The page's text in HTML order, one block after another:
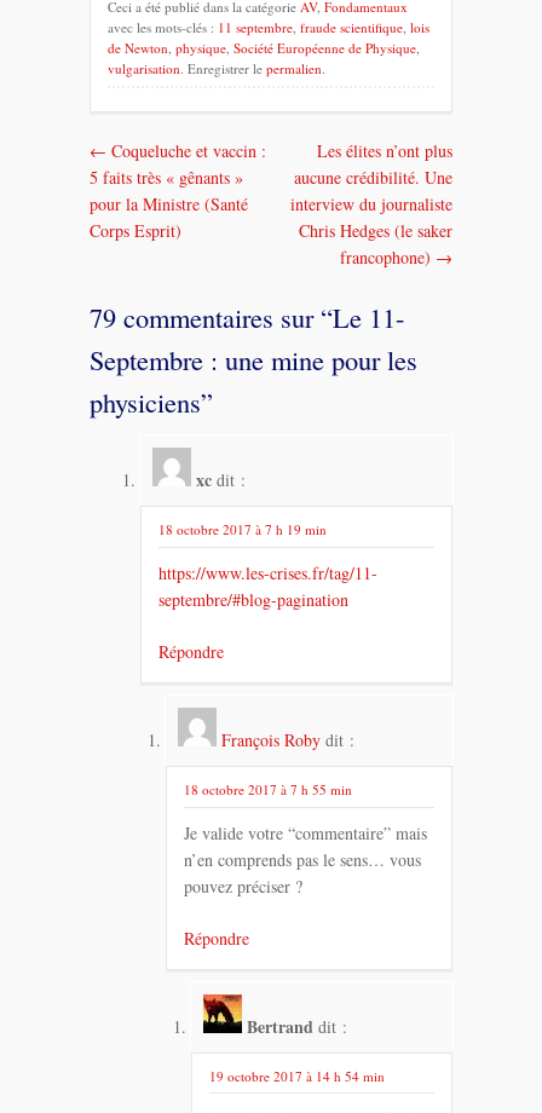
Ceci a été publié dans la catégorie AV, Fondamentaux
avec les mots-clés : 11 septembre, fraude scientifique, lois
de Newton, physique, Société Européenne de Physique,
vulgarisation. Enregistrer le permalien.
Navigation
dans
messages
← Coqueluche et vaccin :
5 faits très « gênants »
pour la Ministre (Santé
Corps Esprit)
Les élites n’ont plus
aucune crédibilité. Une
interview du journaliste
Chris Hedges (le saker
francophone) →
79 commentaires sur “Le 11-
Septembre : une mine pour les
physiciens”
xc dit :
18 octobre 2017 à 7 h 19 min
https://www.les-crises.fr/tag/11-
septembre/#blog-pagination
Répondre
François Roby dit :
18 octobre 2017 à 7 h 55 min
Je valide votre “commentaire” mais
n’en comprends pas le sens… vous
pouvez préciser ?
Répondre
Bertrand dit :
19 octobre 2017 à 14 h 54 min